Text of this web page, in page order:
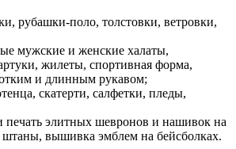
рубашки-поло, толстовки, ветровки,
мужские и женские халаты,
жилеты, спортивная форма,
и длинным рукавом;
скатерти, салфетки, пледы,
печать элитных шевронов и нашивок на
штаны, вышивка эмблем на бейсболках.